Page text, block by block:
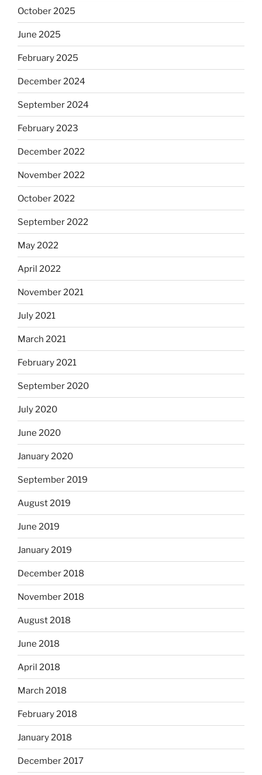
October 2025
June 2025
February 2025
December 2024
September 2024
February 2023
December 2022
November 2022
October 2022
September 2022
May 2022
April 2022
November 2021
July 2021
March 2021
February 2021
September 2020
July 2020
June 2020
January 2020
September 2019
August 2019
June 2019
January 2019
December 2018
November 2018
August 2018
June 2018
April 2018
March 2018
February 2018
January 2018
December 2017